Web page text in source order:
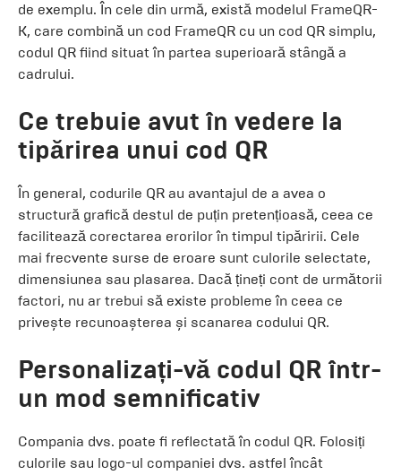
de exemplu. În cele din urmă, există modelul FrameQR-
K, care combină un cod FrameQR cu un cod QR simplu,
codul QR fiind situat în partea superioară stângă a
cadrului.
Ce trebuie avut în vedere la
tipărirea unui cod QR
În general, codurile QR au avantajul de a avea o
structură grafică destul de puțin pretențioasă, ceea ce
facilitează corectarea erorilor în timpul tipăririi. Cele
mai frecvente surse de eroare sunt culorile selectate,
dimensiunea sau plasarea. Dacă țineți cont de următorii
factori, nu ar trebui să existe probleme în ceea ce
privește recunoașterea și scanarea codului QR.
Personalizați-vă codul QR într-
un mod semnificativ
Compania dvs. poate fi reflectată în codul QR. Folosiți
culorile sau logo-ul companiei dvs. astfel încât